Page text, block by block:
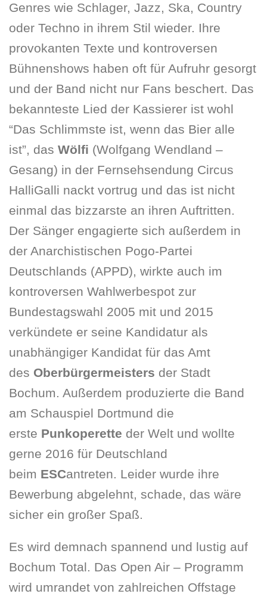
Genres wie Schlager, Jazz, Ska, Country
oder Techno in ihrem Stil wieder. Ihre
provokanten Texte und kontroversen
Bühnenshows haben oft für Aufruhr gesorgt
und der Band nicht nur Fans beschert. Das
bekannteste Lied der Kassierer ist wohl
“Das Schlimmste ist, wenn das Bier alle
ist”, das Wölfi (Wolfgang Wendland –
Gesang) in der Fernsehsendung Circus
HalliGalli nackt vortrug und das ist nicht
einmal das bizzarste an ihren Auftritten.
Der Sänger engagierte sich außerdem in
der Anarchistischen Pogo-Partei
Deutschlands (APPD), wirkte auch im
kontroversen Wahlwerbespot zur
Bundestagswahl 2005 mit und 2015
verkündete er seine Kandidatur als
unabhängiger Kandidat für das Amt
des Oberbürgermeisters der Stadt
Bochum. Außerdem produzierte die Band
am Schauspiel Dortmund die
erste Punkoperette der Welt und wollte
gerne 2016 für Deutschland
beim ESCantreten. Leider wurde ihre
Bewerbung abgelehnt, schade, das wäre
sicher ein großer Spaß.
Es wird demnach spannend und lustig auf
Bochum Total. Das Open Air – Programm
wird umrandet von zahlreichen Offstage